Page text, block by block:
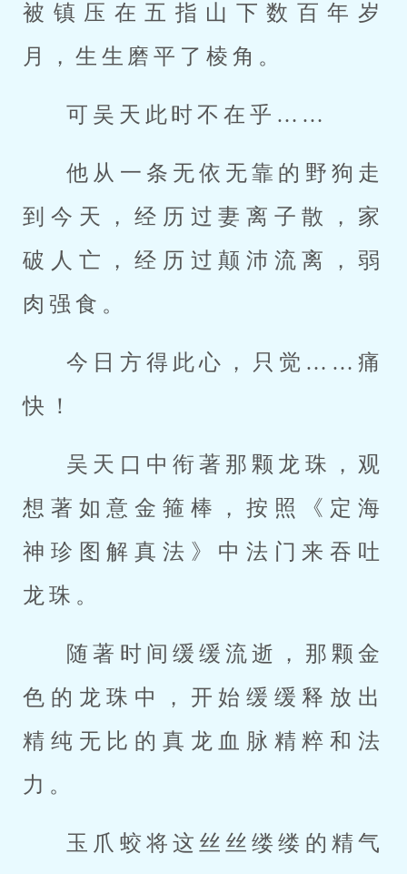
被镇压在五指山下数百年岁
月，生生磨平了棱角。
可吴天此时不在乎……
他从一条无依无靠的野狗走
到今天，经历过妻离子散，家
破人亡，经历过颠沛流离，弱
肉强食。
今日方得此心，只觉……痛
快！
吴天口中衔著那颗龙珠，观
想著如意金箍棒，按照《定海
神珍图解真法》中法门来吞吐
龙珠。
随著时间缓缓流逝，那颗金
色的龙珠中，开始缓缓释放出
精纯无比的真龙血脉精粹和法
力。
玉爪蛟将这丝丝缕缕的精气